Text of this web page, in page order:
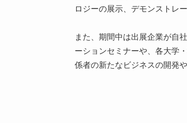
ロジーの展示、デモンストレ
また、期間中は出展企業が自
ーションセミナーや、各大学
係者の新たなビジネスの開発